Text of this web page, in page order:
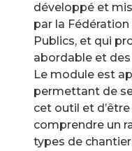
développé et
par la
Publics, et qui
abordable et
Le module est
permettant de
cet outil et
comprendre un
types de